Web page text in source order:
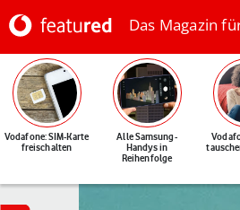
Das Magazin
Vodafone: SIM-Karte
freischalten
Alle Samsung-
Handys in
Reihenfolge